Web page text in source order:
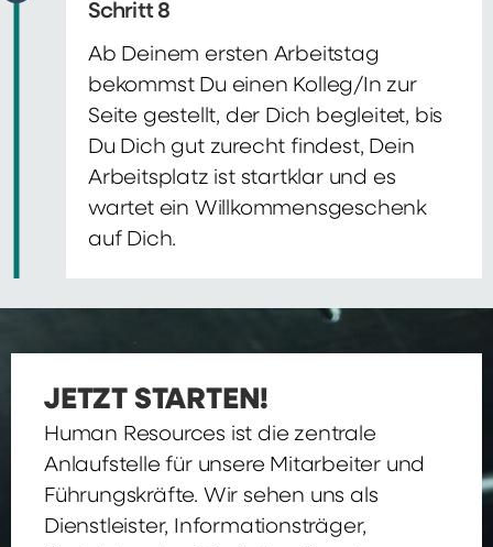
Schritt 8
Ab Deinem ersten Arbeitstag
bekommst Du einen Kolleg/In zur
Seite gestellt, der Dich begleitet, bis
Du Dich gut zurecht findest, Dein
Arbeitsplatz ist startklar und es
wartet ein Willkommensgeschenk
auf Dich.
JETZT STARTEN!
Human Resources ist die zentrale
Anlaufstelle für unsere Mitarbeiter und
Führungskräfte. Wir sehen uns als
Dienstleister, Informationsträger,